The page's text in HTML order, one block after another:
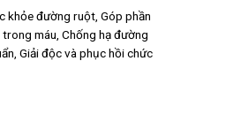
khỏe đường ruột, Góp phần
máu, Chống hạ đường
Giải độc và phục hồi chức